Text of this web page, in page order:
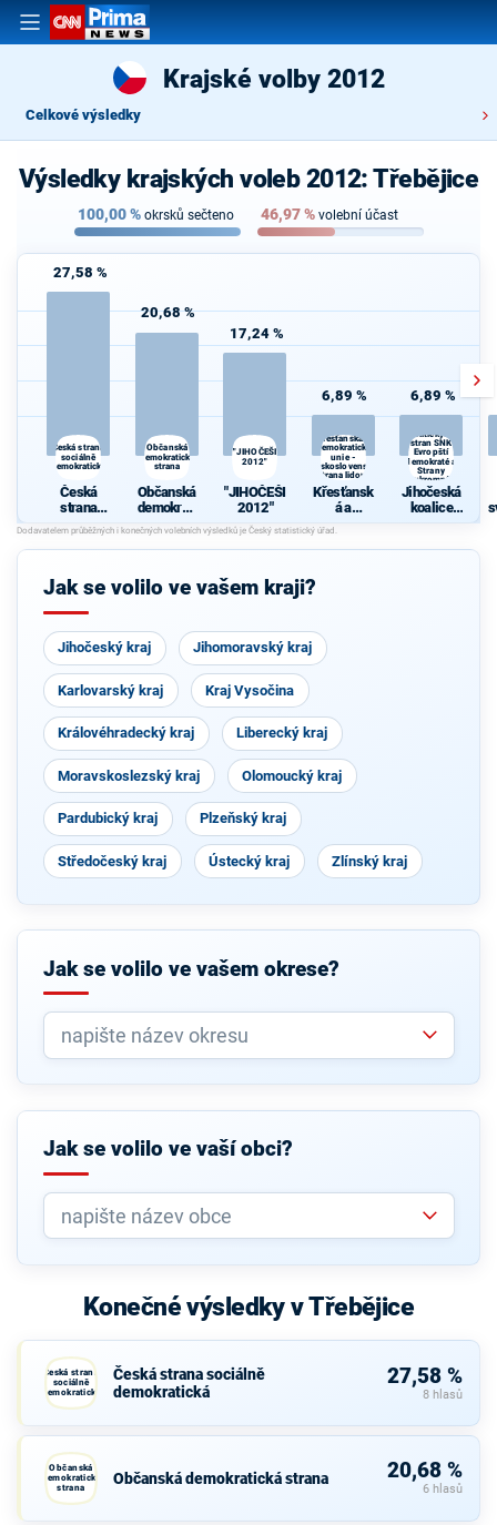
Krajské volby 2012
Celkové výsledky
Výsledky krajských voleb 2012: Třebějice
100,00% okrsků sečteno 46,97% volební účast
27,58 %
Česká strana
sociálně
demokratická
Česká
strana
sociálně
demokrati
cká
20,68 %
Občanská
demokratická
strana
Občanská
demokrati
cká strana
17,24 %
"JIHOČEŠI
2012"
"JIHOČEŠI
2012"
6,89 %
Křesťanská a
demokratická
unie -
Československá
strana lidová
Křesťansk
á a
demokrati
cká unie -
Českoslov
6,89 %
Jihočeská
politických
stran SNK
Evropští
demokraté a
Strany
soukromníků
České
republiky
Jihočeská
koalice
politickýc
SNK
Jak se volilo ve vašem kraji?
Jihočeský kraj Jihomoravský kraj
Karlovarský kraj Kraj Vysočina
Královéhradecký kraj Liberecký kraj
Moravskoslezský kraj Olomoucký kraj
Pardubický kraj Plzeňský kraj
Středočeský kraj Ústecký kraj Zlínský kraj
Jak se volilo ve vašem okrese?
Jak se volilo ve vaší obci?
Konečné výsledky v Třebějice
Česká strana
sociálně
demokratická
Česká strana sociálně
demokratická
27,58 %
8 hlasů
Občanská
demokratická
strana
Občanská demokratická strana 20,68 %
6 hlasů